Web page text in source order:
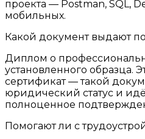
проекта — Postman, SQL,
мобильных.
Какой документ выдают
Диплом о
установленного образца.
сертификат — такой
юридический статус и
полноценное
Помогают ли с